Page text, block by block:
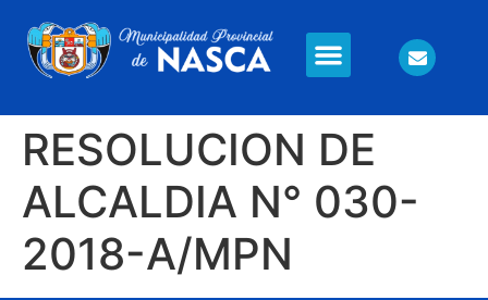
RESOLUCION DE
ALCALDIA N° 030-
2018-A/MPN